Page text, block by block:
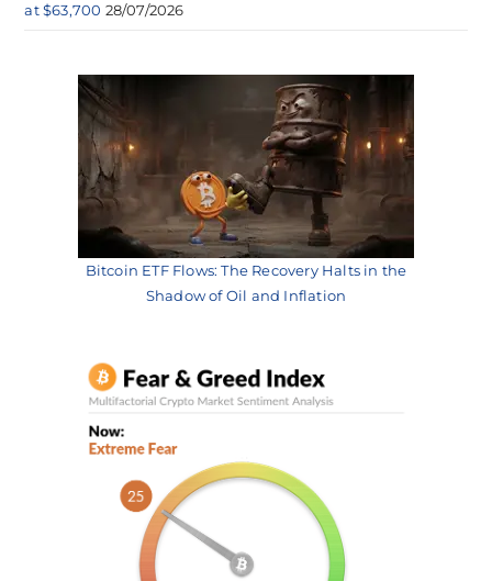
at $63,700 28/07/2026
Bitcoin ETF Flows: The Recovery Halts in the
Shadow of Oil and Inflation